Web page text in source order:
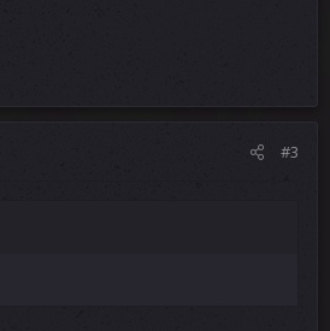
#3